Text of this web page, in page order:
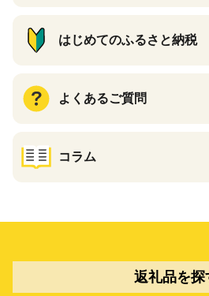
はじめてのふるさと納税
よくあるご質問
コラム
返礼品を探